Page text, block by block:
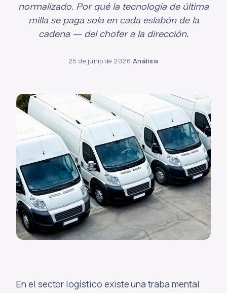
normalizado. Por qué la tecnología de última
milla se paga sola en cada eslabón de la
cadena — del chofer a la dirección.
25 de junio de 2026·Análisis
En el sector logístico existe una traba mental